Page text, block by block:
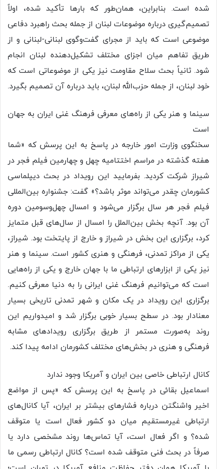
شده است. بنابراین، همان‌طور که بارها تأکید شده، اولاً
تصمیم‌گیری درباره موضوعات لبنان از جمله بحث راهبرد دفاعی
موضوعی است که باید از مجرای گفت‌وگوی لبنانی-لبنانی و از
طریق تفاهم میان اجزای مختلف تشکیل‌دهنده لبنان انجام
شود. ثانیاً بحث سلاح مقاومت نیز یکی از موضوعاتی است که
خود لبنان، از جمله حزب‌الله لبنان، باید درباره آن تصمیم بگیرد.
سینما و هنر یکی از راه‌های معرفی فرهنگ غنی ایران به جهان
است
سخنگوی وزارت امور خارجه در پاسخ به این پرسش که «شما
هفته گذشته در مراسم اختتامیه چهل‌ و چهارمین فیلم فجر در
شیراز شرکت کردید. بفرمایید این رویداد در بحث دیپلماسی
کشورمان چقدر می‌تواند موثر باشد؟» گفت: جشنواره بین‌المللی
فیلم فجر هر سال برگزار می‌شود و امسال چهل‌وسومین دوره‌
آن بود. آنچه بخش بین‌الملل را امسال از سال‌های قبل متمایز
کرد، برگزاری این بخش در شیراز و خارج از پایتخت بود. شیراز،
یکی از مراکز تمدنی، فرهنگی و هنری کشور است. سینما و هنر
نیز یکی از ابزارهای ارتباطی ما با جهان خارج و یکی از راه‌هایی
است که می‌توانیم فرهنگ غنی ایرانی را به دنیا معرفی کنیم.
برگزاری این رویداد در یک مکان و شهر تمدنی تاریخی بسیار
معنادار بود. در سطح بسیار خوبی برگزار شد و امیدواریم این
روند به‌صورت مستمر از طریق برگزاری رویدادهای مشابه
فرهنگی و هنری در بخش‌های مختلف کشورمان ادامه پیدا کند.
کانال ارتباطی خاصی بین ایران و آمریکا وجود ندارد
اسماعیل بقائی در پاسخ به این پرسش که «پس از مواضع
اخیر واشنگتن درباره فشارهای بیشتر بر ایران، آیا کانال‌های
ارتباطی غیرمستقیم میان دو کشور فعال است یا متوقف
شده؟ و اگر فعال است، آیا تماس‌ها روند مشخصی دارد یا
صرفاً در بحث فنی متوقف شده است؟ کانال ارتباطی رسمی‌ ما